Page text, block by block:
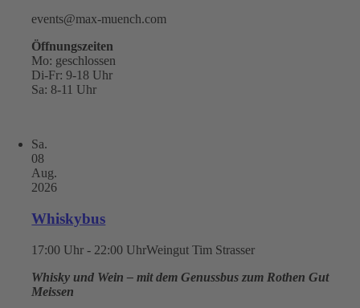
events@max-muench.com
Öffnungszeiten
Mo: geschlossen
Di-Fr: 9-18 Uhr
Sa: 8-11 Uhr
Sa.
08
Aug.
2026
Whiskybus
17:00 Uhr - 22:00 UhrWeingut Tim Strasser
Whisky und Wein – mit dem Genussbus zum Rothen Gut
Meissen